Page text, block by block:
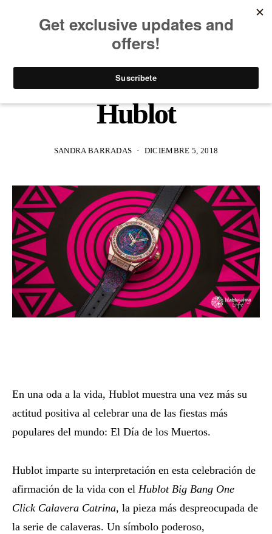
Big Bang One Click
Calavera Catrina de
Hublot
SANDRA BARRADAS DICIEMBRE 5, 2018
En una oda a la vida, Hublot muestra una vez más su
actitud positiva al celebrar una de las fiestas más
populares del mundo: El Día de los Muertos.
Hublot imparte su interpretación en esta celebración de
afirmación de la vida con el Hublot Big Bang One
Click Calavera Catrina, la pieza más despreocupada de
la serie de calaveras. Un símbolo poderoso,